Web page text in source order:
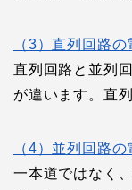
（3）直列回路
直列回路と並列
が違います。直
（4）並列回路
一本道ではなく